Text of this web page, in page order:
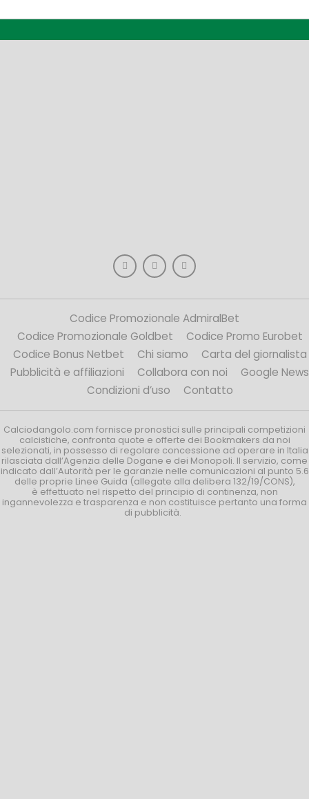
Codice Promozionale AdmiralBet
Codice Promozionale Goldbet
Codice Promo Eurobet
Codice Bonus Netbet
Chi siamo
Carta del giornalista
Pubblicità e affiliazioni
Collabora con noi
Google News
Condizioni d’uso
Contatto
Calciodangolo.com fornisce pronostici sulle principali competizioni
calcistiche, confronta quote e offerte dei Bookmakers da noi
selezionati, in possesso di regolare concessione ad operare in Italia
rilasciata dall’Agenzia delle Dogane e dei Monopoli. Il servizio, come
indicato dall’Autorità per le garanzie nelle comunicazioni al punto 5.6
delle proprie Linee Guida (allegate alla delibera 132/19/CONS),
è effettuato nel rispetto del principio di continenza, non
ingannevolezza e trasparenza e non costituisce pertanto una forma
di pubblicità.